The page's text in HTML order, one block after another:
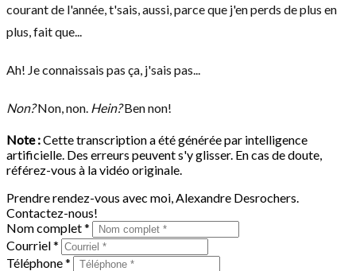
courant de l'année, t'sais, aussi, parce que j'en perds de plus en
plus, fait que...
Ah! Je connaissais pas ça, j'sais pas...
Non?Non, non. Hein?Ben non!
Note :Cette transcription a été générée par intelligence
artificielle. Des erreurs peuvent s'y glisser. En cas de doute,
référez-vous à la vidéo originale.
Prendre rendez-vous avec moi, Alexandre Desrochers.
Contactez-nous!
Nom complet *
Courriel *
Téléphone *